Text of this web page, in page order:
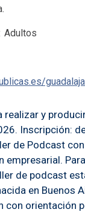
Adultos
y
Inscripción:
de Podcast
de podcast
en
orientación